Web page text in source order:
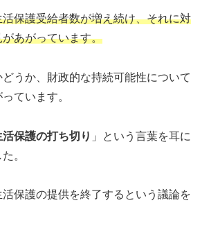
保護受給者数が増え続け、それに対
あがっています。
うか、財政的な持続可能性について
ています。
保護の打ち切り 」という言葉を耳に
。
保護の提供を終了するという議論を